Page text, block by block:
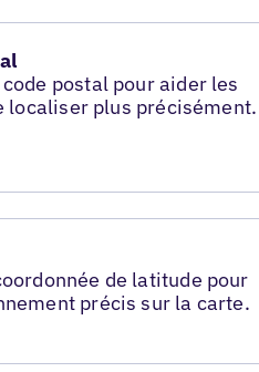
postal pour aider les
localiser plus précisément.
de latitude pour
précis sur la carte.